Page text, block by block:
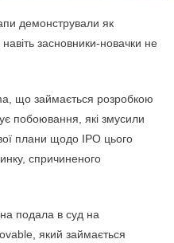
демонстрували як
навіть засновники-новачки не
що займається розробкою
побоювання, які змусили
плани щодо IPO цього
спричиненого
подала в суд на
який займається